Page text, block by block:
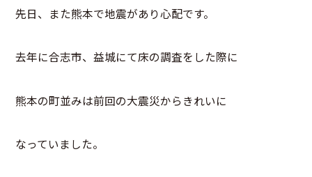
先日、また熊本で地震があり心配です。
去年に合志市、益城にて床の調査をした際に
熊本の町並みは前回の大震災からきれいに
なっていました。